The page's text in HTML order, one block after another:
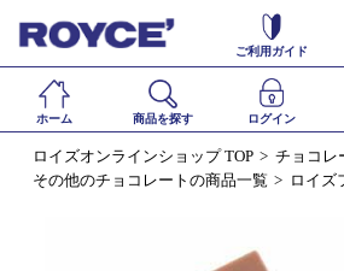
ご利用ガイド
ホーム 商品を探す ログイン
ロイズオンラインショップ TOP
チョコレ
その他のチョコレートの商品一覧
ロイズ